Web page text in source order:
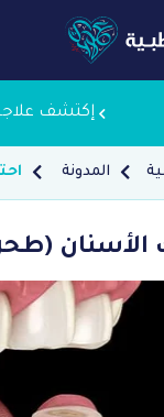
إكتشف
المدونة
الأسنان